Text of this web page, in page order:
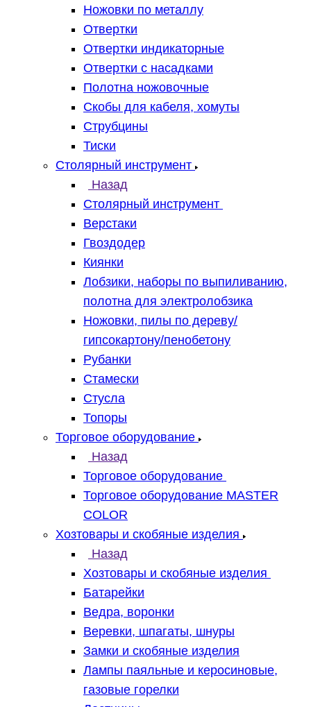
Ножовки по металлу
Отвертки
Отвертки индикаторные
Отвертки с насадками
Полотна ножовочные
Скобы для кабеля, хомуты
Струбцины
Тиски
Столярный инструмент
Назад
Столярный инструмент
Верстаки
Гвоздодер
Киянки
Лобзики, наборы по выпиливанию,
полотна для электролобзика
Ножовки, пилы по дереву/
гипсокартону/пенобетону
Рубанки
Стамески
Стусла
Топоры
Торговое оборудование
Назад
Торговое оборудование
Торговое оборудование MASTER
COLOR
Хозтовары и скобяные изделия
Назад
Хозтовары и скобяные изделия
Батарейки
Ведра, воронки
Веревки, шпагаты, шнуры
Замки и скобяные изделия
Лампы паяльные и керосиновые,
газовые горелки